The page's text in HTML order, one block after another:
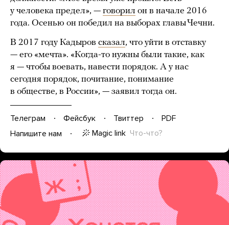
у человека предел», — говорил он в начале 2016
года. Осенью он победил на выборах главы Чечни.
В 2017 году Кадыров сказал, что уйти в отставку
— его «мечта». «Когда-то нужны были такие, как
я — чтобы воевать, навести порядок. А у нас
сегодня порядок, почитание, понимание
в обществе, в России», — заявил тогда он.
Телеграм Фейсбук Твиттер
PDF
Напишите нам
Magic link Что-что?